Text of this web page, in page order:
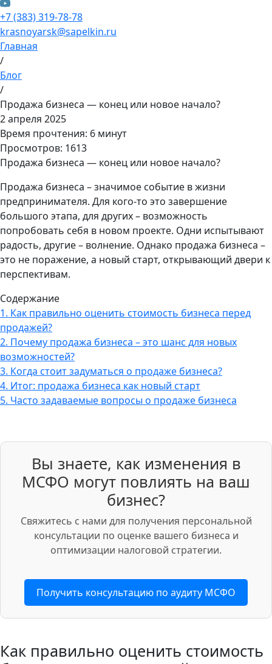
+7 (383) 319-78-78
krasnoyarsk@sapelkin.ru
Главная
/
Блог
/
Продажа бизнеса — конец или новое начало?
2 апреля 2025
Время прочтения: 6 минут
Просмотров: 1613
Продажа бизнеса — конец или новое начало?
Продажа бизнеса – значимое событие в жизни
предпринимателя. Для кого-то это завершение
большого этапа, для других – возможность
попробовать себя в новом проекте. Одни испытывают
радость, другие – волнение. Однако продажа бизнеса –
это не поражение, а новый старт, открывающий двери к
перспективам.
Содержание
1. Как правильно оценить стоимость бизнеса перед
продажей?
2. Почему продажа бизнеса – это шанс для новых
возможностей?
3. Когда стоит задуматься о продаже бизнеса?
4. Итог: продажа бизнеса как новый старт
5. Часто задаваемые вопросы о продаже бизнеса
Вы знаете, как изменения в
МСФО могут повлиять на ваш
бизнес?
Свяжитесь с нами для получения персональной
консультации по оценке вашего бизнеса и
оптимизации налоговой стратегии.
Получить консультацию по аудиту МСФО
Как правильно оценить стоимость